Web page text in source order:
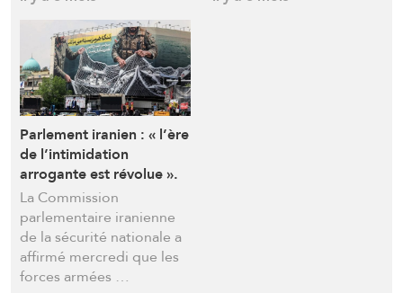
Parlement iranien : « l’ère
de l’intimidation
arrogante est révolue ».
La Commission
parlementaire iranienne
de la sécurité nationale a
affirmé mercredi que les
forces armées …